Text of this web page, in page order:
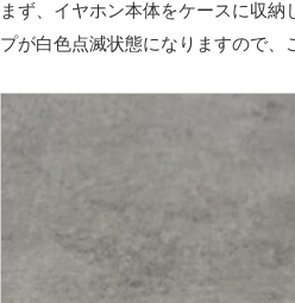
まず、イヤホン本体をケースに収
プが白色点滅状態になりますので、